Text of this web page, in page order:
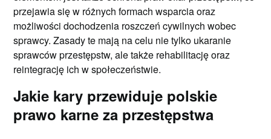
przejawia się w różnych formach wsparcia oraz
możliwości dochodzenia roszczeń cywilnych wobec
sprawcy. Zasady te mają na celu nie tylko ukaranie
sprawców przestępstw, ale także rehabilitację oraz
reintegrację ich w społeczeństwie.
Jakie kary przewiduje polskie
prawo karne za przestępstwa